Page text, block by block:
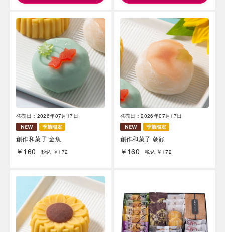
発売日：2026年07月17日
創作和菓子 金魚
￥160 税込 ￥172
発売日：2026年07月17日
創作和菓子 朝顔
￥160 税込 ￥172